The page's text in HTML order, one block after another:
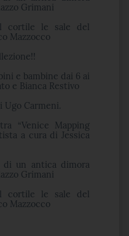
Grimani
cortile le sale del
Mazzocco
e bambine dai 6 ai
e Bianca Restivo
Ugo Carmeni.
“Venice Mapping
a cura di Jessica
un antica dimora
Grimani
cortile le sale del
Mazzocco